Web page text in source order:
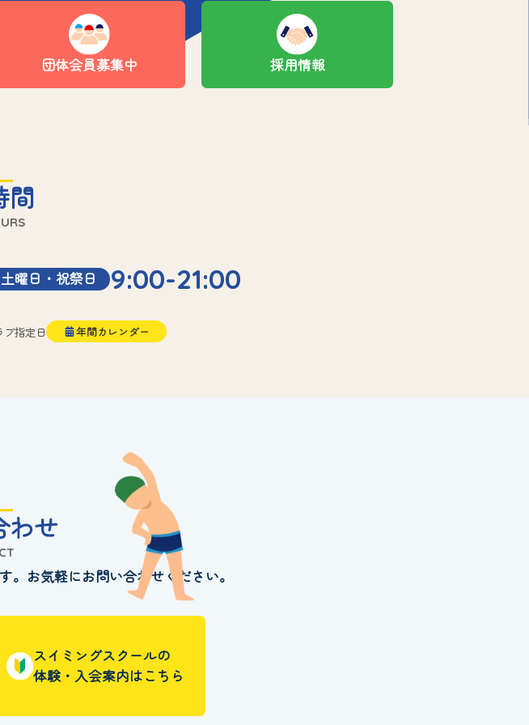
団体会員募集中 採用情報
間
土曜日・祝祭日 9:00-21:00
ブ指定日 年間カレンダー
わせ
。お気軽にお問い合わせください。
スイミングスクールの
体験・入会案内はこちら